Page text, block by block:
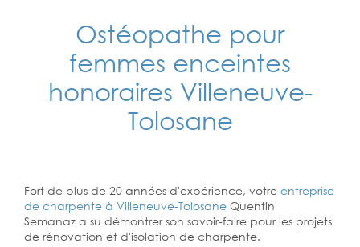
Ostéopathe pour
femmes enceintes
honoraires Villeneuve-
Tolosane
Fort de plus de 20 années d'expérience, votre entreprise
de charpente à Villeneuve-Tolosane Quentin
Semanaz a su démontrer son savoir-faire pour les projets
de rénovation et d'isolation de charpente.